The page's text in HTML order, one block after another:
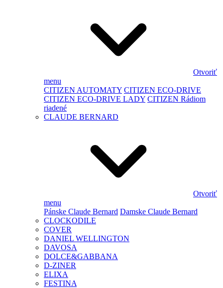
Otvoriť
menu
CITIZEN AUTOMATY CITIZEN ECO-DRIVE
CITIZEN ECO-DRIVE LADY CITIZEN Rádiom
riadené
CLAUDE BERNARD
Otvoriť
menu
Pánske Claude Bernard Damske Claude Bernard
CLOCKODILE
COVER
DANIEL WELLINGTON
DAVOSA
DOLCE&GABBANA
D-ZINER
ELIXA
FESTINA